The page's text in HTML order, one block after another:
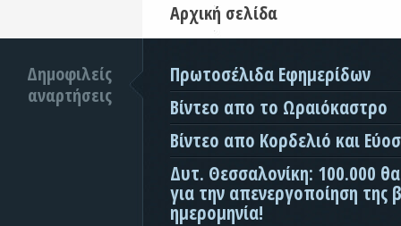
Αρχική σελίδα
Δημοφιλείς
αναρτήσεις
Πρωτοσέλιδα Εφημερίδων
Βίντεο απο το Ωραιόκαστρο
Βίντεο απο Κορδελιό και
Δυτ. Θεσσαλονίκη: 100.000
για την απενεργοποίηση της
ημερομηνία!